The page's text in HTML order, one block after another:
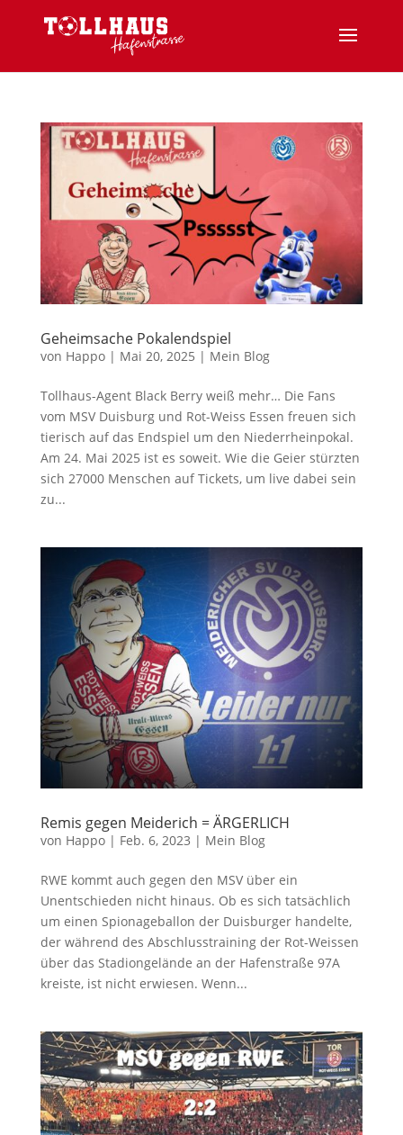
Geheimsache Pokalendspiel
von Happo| Mai 20, 2025 | Mein Blog
Tollhaus-Agent Black Berry weiß mehr… Die Fans
vom MSV Duisburg und Rot-Weiss Essen freuen sich
tierisch auf das Endspiel um den Niederrheinpokal.
Am 24. Mai 2025 ist es soweit. Wie die Geier stürzten
sich 27000 Menschen auf Tickets, um live dabei sein
zu...
Remis gegen Meiderich = ÄRGERLICH
von Happo| Feb. 6, 2023 | Mein Blog
RWE kommt auch gegen den MSV über ein
Unentschieden nicht hinaus. Ob es sich tatsächlich
um einen Spionageballon der Duisburger handelte,
der während des Abschlusstraining der Rot-Weissen
über das Stadiongelände an der Hafenstraße 97A
kreiste, ist nicht erwiesen. Wenn...